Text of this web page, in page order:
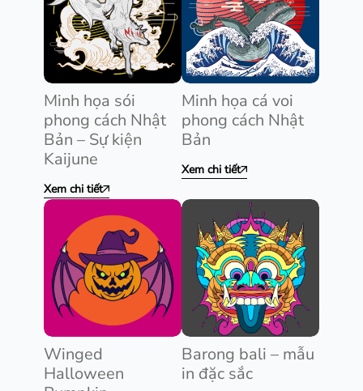
Minh họa sói
phong cách Nhật
Bản – Sự kiện
Kaijune
Xem chi tiết
Minh họa cá voi
phong cách Nhật
Bản
Xem chi tiết
Winged
Halloween
Barong bali – mẫu
in đặc sắc